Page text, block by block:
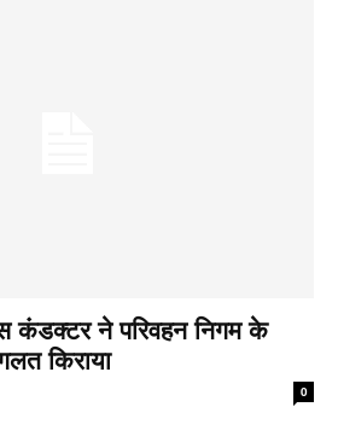
कंडक्टर ने परिवहन निगम के
किराया
0